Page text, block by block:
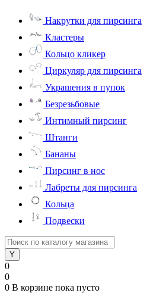
Накрутки для пирсинга
Кластеры
Кольцо кликер
Циркуляр для пирсинга
Украшения в пупок
Безрезьбовые
Интимный пирсинг
Штанги
Бананы
Пирсинг в нос
Лабреты для пирсинга
Кольца
Подвески
0
0
0 В корзине пока пусто